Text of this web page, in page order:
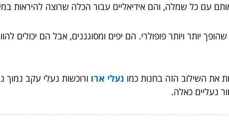
אותם עם כל שמלה, והם אידיאליים עבור הכלה שרוצה להיראות
יותר ויותר פופולרי. הם יפים ומסוגננים, אבל הם
את השילוב הזה בחנות כמו נעלי ארו ורוכשות נעלי עקב נמוך
נעליים כאלה.